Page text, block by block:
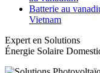
Batterie au
Vietnam
Expert en Solutions
Énergie Solaire